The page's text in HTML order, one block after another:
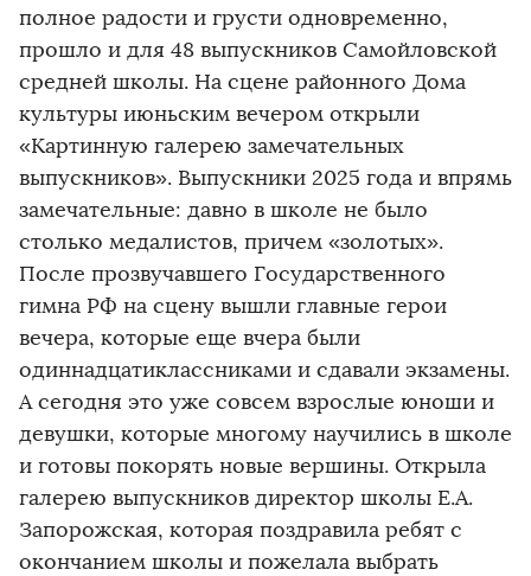
полное радости и грусти одновременно,
прошло и для 48 выпускников Самойловской
средней школы. На сцене районного Дома
культуры июньским вечером открыли
«Картинную галерею замечательных
выпускников». Выпускники 2025 года и впрямь
замечательные: давно в школе не было
столько медалистов, причем «золотых».
После прозвучавшего Государственного
гимна РФ на сцену вышли главные герои
вечера, которые еще вчера были
одиннадцатиклассниками и сдавали экзамены.
А сегодня это уже совсем взрослые юноши и
девушки, которые многому научились в школе
и готовы покорять новые вершины. Открыла
галерею выпускников директор школы Е.А.
Запорожская, которая поздравила ребят с
окончанием школы и пожелала выбрать